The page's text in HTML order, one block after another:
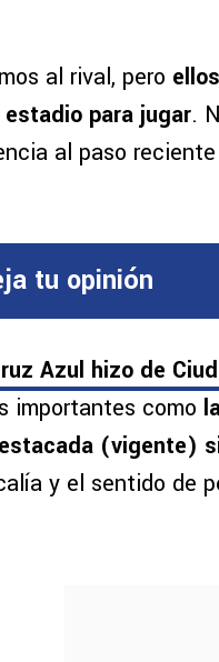
al rival, pero
para jugar.
al paso
tu opinión
Azul hizo de
importantes como
(vigente)
y el sentido de